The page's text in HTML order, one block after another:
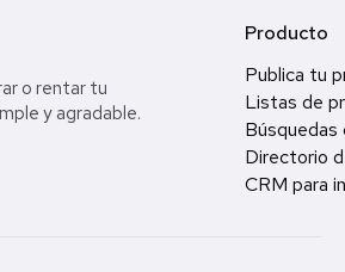
o rentar tu
y agradable.
Producto
Publica tu
Listas de
Búsquedas
Directorio
CRM para